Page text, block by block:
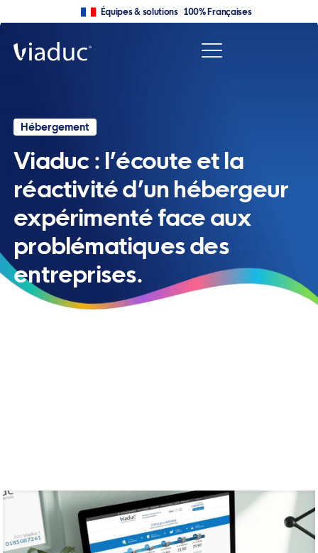
Équipes & solutions 100% Françaises
Hébergement
Viaduc : l’écoute et la
réactivité d’un hébergeur
expérimenté face aux
problématiques des
entreprises.